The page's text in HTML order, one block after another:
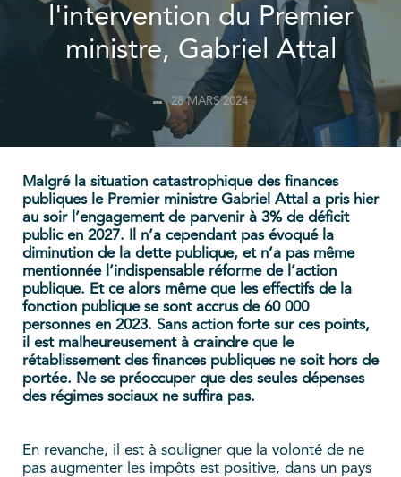
l'intervention du Premier
ministre, Gabriel Attal
28 MARS 2024
Malgré la situation catastrophique des finances
publiques le Premier ministre Gabriel Attal a pris hier
au soir l’engagement de parvenir à 3% de déficit
public en 2027. Il n’a cependant pas évoqué la
diminution de la dette publique, et n’a pas même
mentionnée l’indispensable réforme de l’action
publique. Et ce alors même que les effectifs de la
fonction publique se sont accrus de 60 000
personnes en 2023. Sans action forte sur ces points,
il est malheureusement à craindre que le
rétablissement des finances publiques ne soit hors de
portée. Ne se préoccuper que des seules dépenses
des régimes sociaux ne suffira pas.
En revanche, il est à souligner que la volonté de ne
pas augmenter les impôts est positive, dans un pays